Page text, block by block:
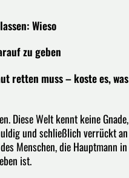
Wieso
zu geben
retten muss – koste es, was
Diese Welt kennt keine Gnade,
und schließlich verrückt an
Menschen, die Hauptmann in
ist.